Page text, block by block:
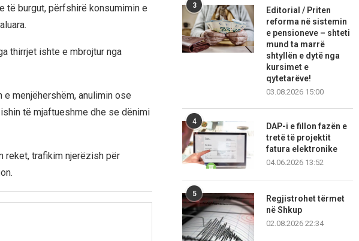
të burgut, përfshirë konsumimin e
thirrjet ishte e mbrojtur nga
menjëhershëm, anulimin ose
të mjaftueshme dhe se dënimi
reket, trafikim njerëzish për
3
Editorial / Priten
reforma në sistemin
e pensioneve – shteti
mund ta marrë
shtyllën e dytë nga
kursimet e
qytetarëve!
03.08.2026 15:00
4
DAP-i e fillon fazën e
tretë të projektit
fatura elektronike
04.06.2026 13:52
5
Regjistrohet tërmet
në Shkup
02.08.2026 22:34